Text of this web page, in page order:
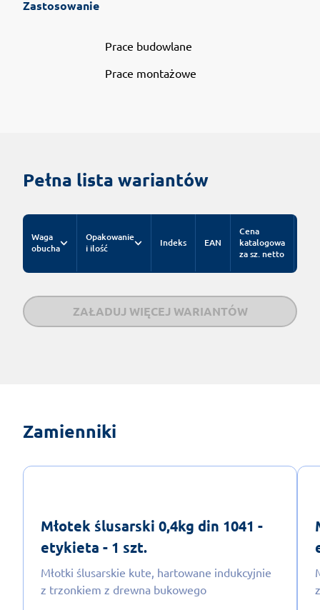
Zastosowanie
Prace budowlane
Prace montażowe
Pełna lista wariantów
Waga
obucha
Opakowanie
i ilość
Indeks EAN
Cena
katalogowa
za sz. netto
ZAŁADUJ WIĘCEJ WARIANTÓW
Zamienniki
Młotek ślusarski 0,4kg din 1041 -
etykieta - 1 szt.
Młotki ślusarskie kute, hartowane indukcyjnie
z trzonkiem z drewna bukowego